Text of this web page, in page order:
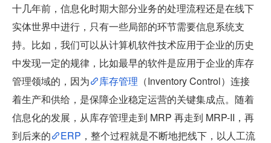
十几年前，信息化时期大部分业务的处理流程还是在线下
实体世界中进行，只有一些局部的环节需要信息系统支
持。比如，我们可以从计算机软件技术应用于企业的历史
中发现一定的规律，比如最早的软件是应用于企业的库存
管理领域的，因为
库存管理 （Inventory Control）连接
着生产和供给，是保障企业稳定运营的关键集成点。随着
信息化的发展，从库存管理走到 MRP 再走到 MRP-II，再
到后来的
ERP ，整个过程就是不断地把线下，以人工流